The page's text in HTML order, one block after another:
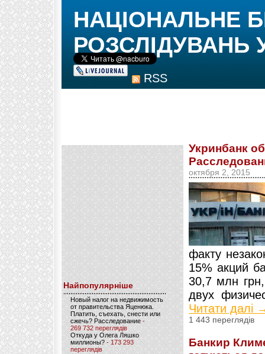
RSS
НАЦІОНАЛЬНЕ
РОЗСЛІДУВАНЬ
Найпопулярніше
Новый налог на недвижимость
от правительства Яценюка.
Платить, съехать, снести или
сжечь? Расследование-
269 732 переглядів
Откуда у Олега Ляшко
миллионы? - 173 293
переглядів
Укринбанк
октября 2, 2015
факту
15% акций
30,7 млн
двух
Читати далі
1 443 переглядів
Банкир